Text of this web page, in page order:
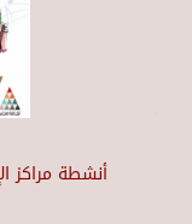
أنشطة مراكز